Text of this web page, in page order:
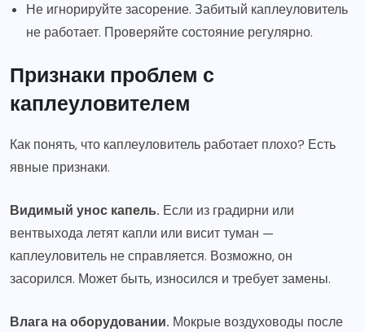
Не игнорируйте засорение. Забитый каплеуловитель
не работает. Проверяйте состояние регулярно.
Признаки проблем с
каплеуловителем
Как понять, что каплеуловитель работает плохо? Есть
явные признаки.
Видимый унос капель. Если из градирни или
вентвыхода летят капли или висит туман —
каплеуловитель не справляется. Возможно, он
засорился. Может быть, износился и требует замены.
Влага на оборудовании. Мокрые воздуховоды после